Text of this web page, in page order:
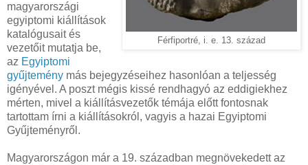
Férfiportré, i. e. 13. század
magyarországi
egyiptomi kiállítások
katalógusait és
vezetőit mutatja be,
az Egyiptomi
gyűjtemény más bejegyzéseihez hasonlóan a teljesség
igényével. A poszt mégis kissé rendhagyó az eddigiekhez
mérten, mivel a kiállításvezetők témája előtt fontosnak
tartottam írni a kiállításokról, vagyis a hazai Egyiptomi
Gyűjteményről.
Magyarországon már a 19. században megnövekedett az